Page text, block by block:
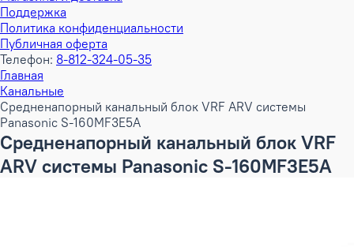
Поддержка
Политика конфиденциальности
Публичная оферта
Телефон: 8-812-324-05-35
Главная
Канальные
Средненапорный канальный блок VRF ARV системы
Panasonic S-160MF3E5A
Средненапорный канальный блок VRF
ARV системы Panasonic S-160MF3E5A